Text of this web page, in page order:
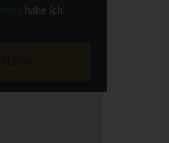
habe ich